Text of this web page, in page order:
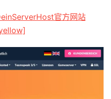
官方网站